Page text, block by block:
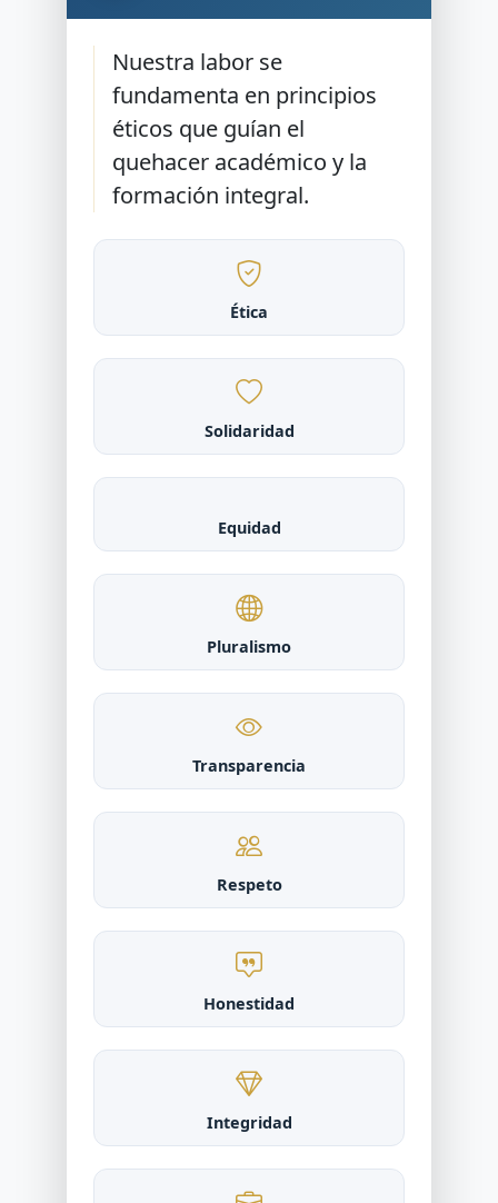
Nuestra labor se
fundamenta en principios
éticos que guían el
quehacer académico y la
formación integral.
Ética
Solidaridad
Equidad
Pluralismo
Transparencia
Respeto
Honestidad
Integridad